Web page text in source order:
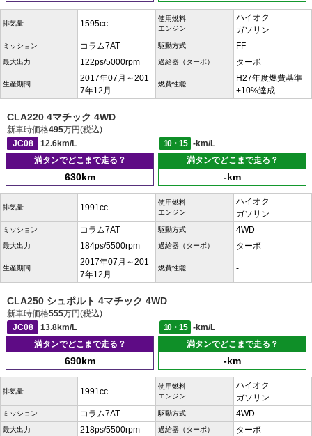
排気量 1595cc
使用燃料
エンジン
ハイオク
ガソリン
ミッション コラム7AT 駆動方式 FF
最大出力 122ps/5000rpm 過給器（ターボ） ターボ
生産期間
2017年07月～201
7年12月
燃費性能
H27年度燃費基準
+10%達成
CLA220 4マチック 4WD
新車時価格495万円(税込)
JC08
12.6km/L 10・15
-km/L
満タンでどこまで走る？
630km
満タンでどこまで走る？
-km
排気量 1991cc
使用燃料
エンジン
ハイオク
ガソリン
ミッション コラム7AT 駆動方式 4WD
最大出力 184ps/5500rpm 過給器（ターボ） ターボ
生産期間
2017年07月～201
7年12月
燃費性能 -
CLA250 シュポルト 4マチック 4WD
新車時価格555万円(税込)
JC08
13.8km/L 10・15
-km/L
満タンでどこまで走る？
690km
満タンでどこまで走る？
-km
排気量 1991cc
使用燃料
エンジン
ハイオク
ガソリン
ミッション コラム7AT 駆動方式 4WD
最大出力 218ps/5500rpm 過給器（ターボ） ターボ